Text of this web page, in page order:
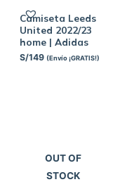
Camiseta Leeds
United 2022/23
home | Adidas
S/149 (Envío ¡GRATIS!)
OUT OF
STOCK